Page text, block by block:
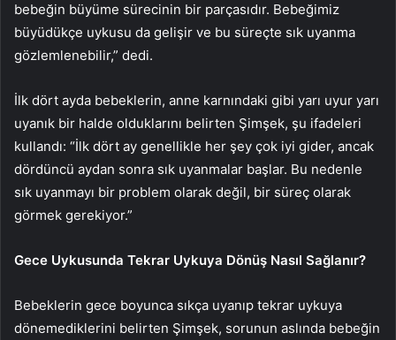
bebeğin büyüme sürecinin bir parçasıdır. Bebeğimiz
büyüdükçe uykusu da gelişir ve bu süreçte sık uyanma
gözlemlenebilir,” dedi.
İlk dört ayda bebeklerin, anne karnındaki gibi yarı uyur yarı
uyanık bir halde olduklarını belirten Şimşek, şu ifadeleri
kullandı: “İlk dört ay genellikle her şey çok iyi gider, ancak
dördüncü aydan sonra sık uyanmalar başlar. Bu nedenle
sık uyanmayı bir problem olarak değil, bir süreç olarak
görmek gerekiyor.”
Gece Uykusunda Tekrar Uykuya Dönüş Nasıl Sağlanır?
Bebeklerin gece boyunca sıkça uyanıp tekrar uykuya
dönemediklerini belirten Şimşek, sorunun aslında bebeğin